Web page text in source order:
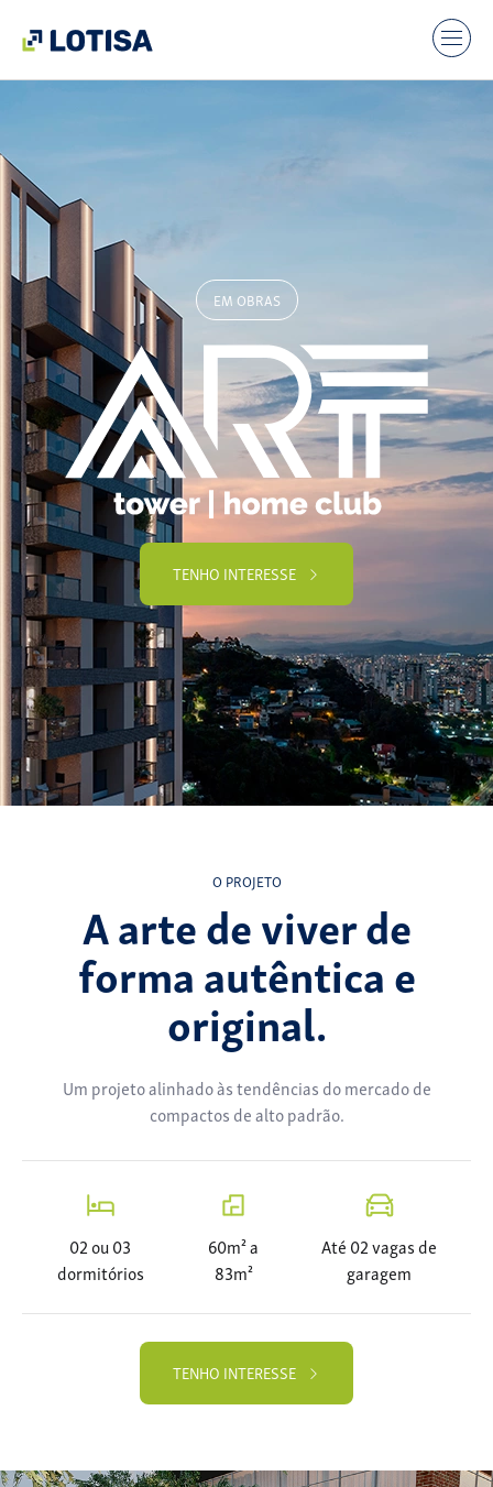
EM OBRAS
TENHO INTERESSE
O PROJETO
A arte de viver de
forma autêntica e
original.
Um projeto alinhado às tendências do mercado de
compactos de alto padrão.
02 ou 03
dormitórios
60m² a
83m²
Até 02 vagas de
garagem
TENHO INTERESSE